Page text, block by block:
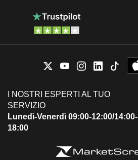
I NOSTRI ESPERTI AL TUO
SERVIZIO
Lunedì-Venerdì 09:00-12:00/14:00-
18:00